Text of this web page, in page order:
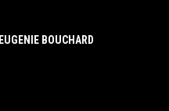
EUGENIE BOUCHARD